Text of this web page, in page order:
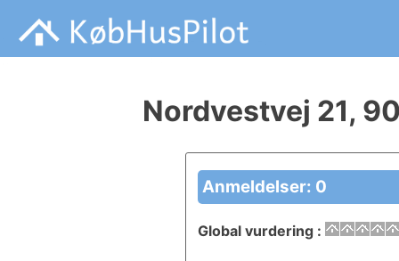
content
Hvad Er Ikke Med I En salgsopstilling, Tilstandsrapport,
Købhuspilot handler om anmeldelser i forbindelse med
Nordvestvej 21,
Anmeldelser: 0
Global vurdering :